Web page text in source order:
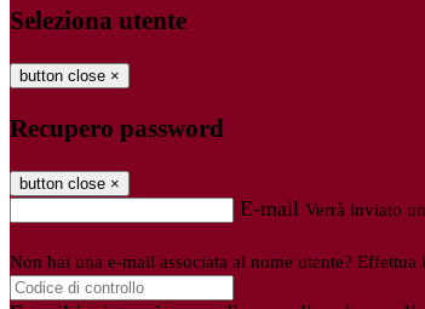
Seleziona utente
button close ×
Recupero password
button close ×
E-mail Verrà inviato
Non hai una e-mail associata al nome utente?